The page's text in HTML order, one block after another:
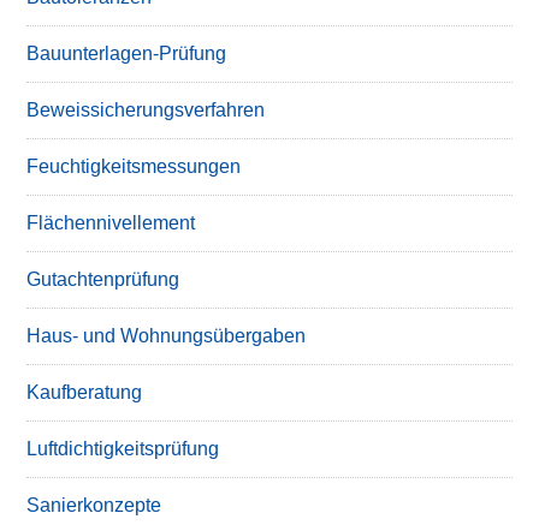
Bauunterlagen-Prüfung
Beweissicherungsverfahren
Feuchtigkeitsmessungen
Flächennivellement
Gutachtenprüfung
Haus- und Wohnungsübergaben
Kaufberatung
Luftdichtigkeitsprüfung
Sanierkonzepte